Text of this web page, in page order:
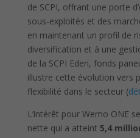
de SCPI, offrant une porte
sous-exploités et des
en maintenant un profil de
diversification et à une
de la SCPI Eden, fonds
illustre cette évolution vers
flexibilité dans le secteur (
L’intérêt pour Wemo ONE
nette qui a atteint 5,4